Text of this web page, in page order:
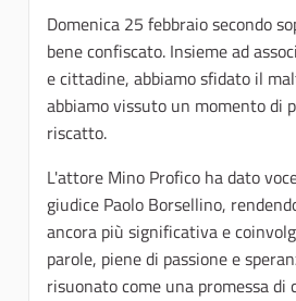
Domenica 25 febbraio secondo
bene confiscato. Insieme ad
e cittadine, abbiamo sfidato il
abbiamo vissuto un momento di
riscatto.
L'attore Mino Profico ha dato
giudice Paolo Borsellino,
ancora più significativa e
parole, piene di passione e
risuonato come una promessa di